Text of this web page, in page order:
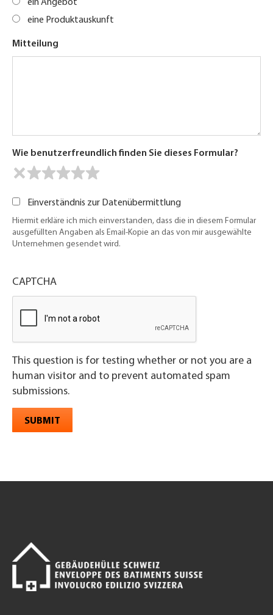
ein Angebot
eine Produktauskunft
Mitteilung
Wie benutzerfreundlich finden Sie dieses Formular?
Einverständnis zur Datenübermittlung
Hiermit erkläre ich mich einverstanden, dass die in diesem Formular
ausgefüllten Angaben als Email-Kopie an das von mir ausgewählte
Unternehmen gesendet wird.
CAPTCHA
This question is for testing whether or not you are a
human visitor and to prevent automated spam
submissions.
SUBMIT